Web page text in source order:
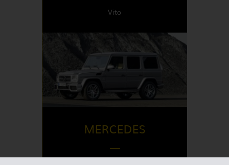
Vito
DISPONIBLE EN
MERCEDES